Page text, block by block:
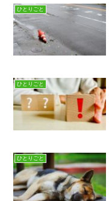
ひとりごと
ひとりごと
ひとりごと